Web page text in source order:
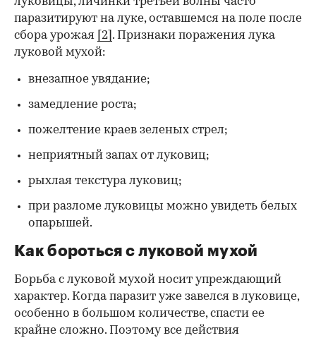
паразитируют на луке, оставшемся на поле после
сбора урожая [2] . Признаки поражения лука
луковой мухой:
внезапное увядание;
замедление роста;
пожелтение краев зеленых стрел;
неприятный запах от луковиц;
рыхлая текстура луковиц;
при разломе луковицы можно увидеть белых
опарышей.
Как бороться с луковой мухой
Борьба с луковой мухой носит упреждающий
характер. Когда паразит уже завелся в луковице,
особенно в большом количестве, спасти ее
крайне сложно. Поэтому все действия